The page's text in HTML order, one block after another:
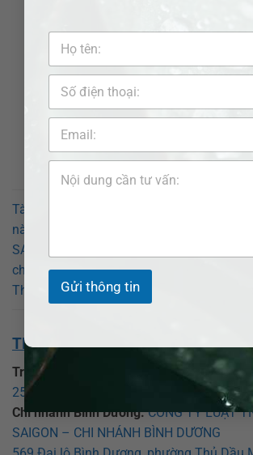
Gửi thông tin
Tài sản chung thì chia thế
nào khi ly hôn? Luật sư ADB
SAIGON hỗ trợ chia tài sản
chung tại Huyện U Minh
Thượng.
Quy trình
tại Cai
THÔNG TIN VỀ CHÚNG TÔI:
Trụ sở chính:
CÔNG TY LUẬT TNHH ADB
25 Đồng Xoài, phường Tân Bình, TP Hồ
Chi nhánh Bình Dương:CÔNG TY LUẬT
SAIGON – CHI NHÁNH BÌNH DƯƠNG